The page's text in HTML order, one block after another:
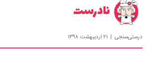
نادرست
درستی‌سنجی ۲۱ اردیبهشت ۱۳۹۸